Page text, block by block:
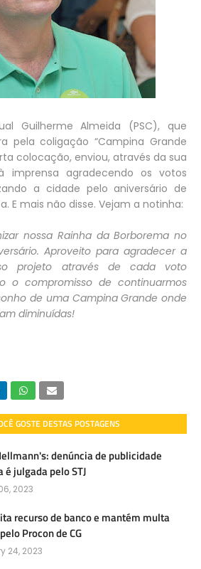
Guilherme Almeida (PSC), que
pela coligação “Campina Grande
colocação, enviou, através da sua
imprensa agradecendo os votos
a cidade pelo aniversário de
E mais não disse. Vejam a notinha:
nossa Rainha da Borborema no
Aproveito para agradecer a
projeto através de cada voto
o compromisso de continuarmos
de uma Campina Grande onde
diminuídas!
GOSTE DESTAS POSTAGENS
denúncia de publicidade
é julgada pelo STJ
2023
recurso de banco e mantém multa
Procon de CG
24, 2023